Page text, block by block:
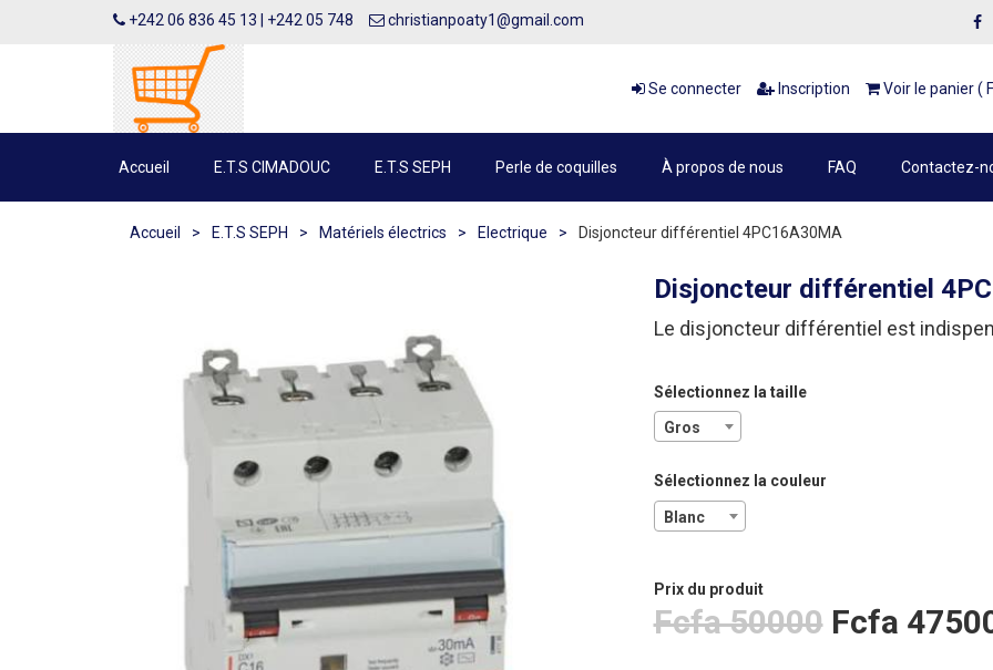
+242 06 836 45 13 | +242 05 748 christianpoaty1@gmail.com
Se connecter Inscription Voir le panier (
Accueil E.T.S CIMADOUC E.T.S SEPH Perle de coquilles À propos de nous FAQ Contactez-
Accueil > E.T.S SEPH > Matériels électrics > Electrique > Disjoncteur différentiel 4PC16A30MA
Disjoncteur différentiel
Le disjoncteur différentiel est
Sélectionnez la taille
Gros
Sélectionnez la couleur
Blanc
Prix ​​du produit
Fcfa 50000Fcfa